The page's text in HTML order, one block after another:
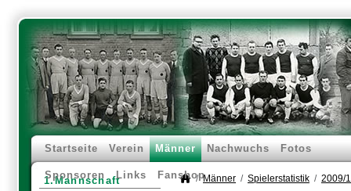
Startseite Verein Männer Nachwuchs Fotos
Sponsoren Links Fanshop
1.Mannschaft Männer Spielerstatistik 2009/